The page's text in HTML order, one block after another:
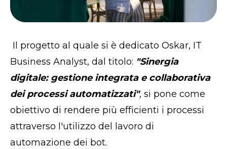
Il progetto al quale si è dedicato Oskar, IT
Business Analyst, dal titolo: "Sinergia
digitale: gestione integrata e collaborativa
dei processi automatizzati", si pone come
obiettivo di rendere più efficienti i processi
attraverso l'utilizzo del lavoro di
automazione dei bot.